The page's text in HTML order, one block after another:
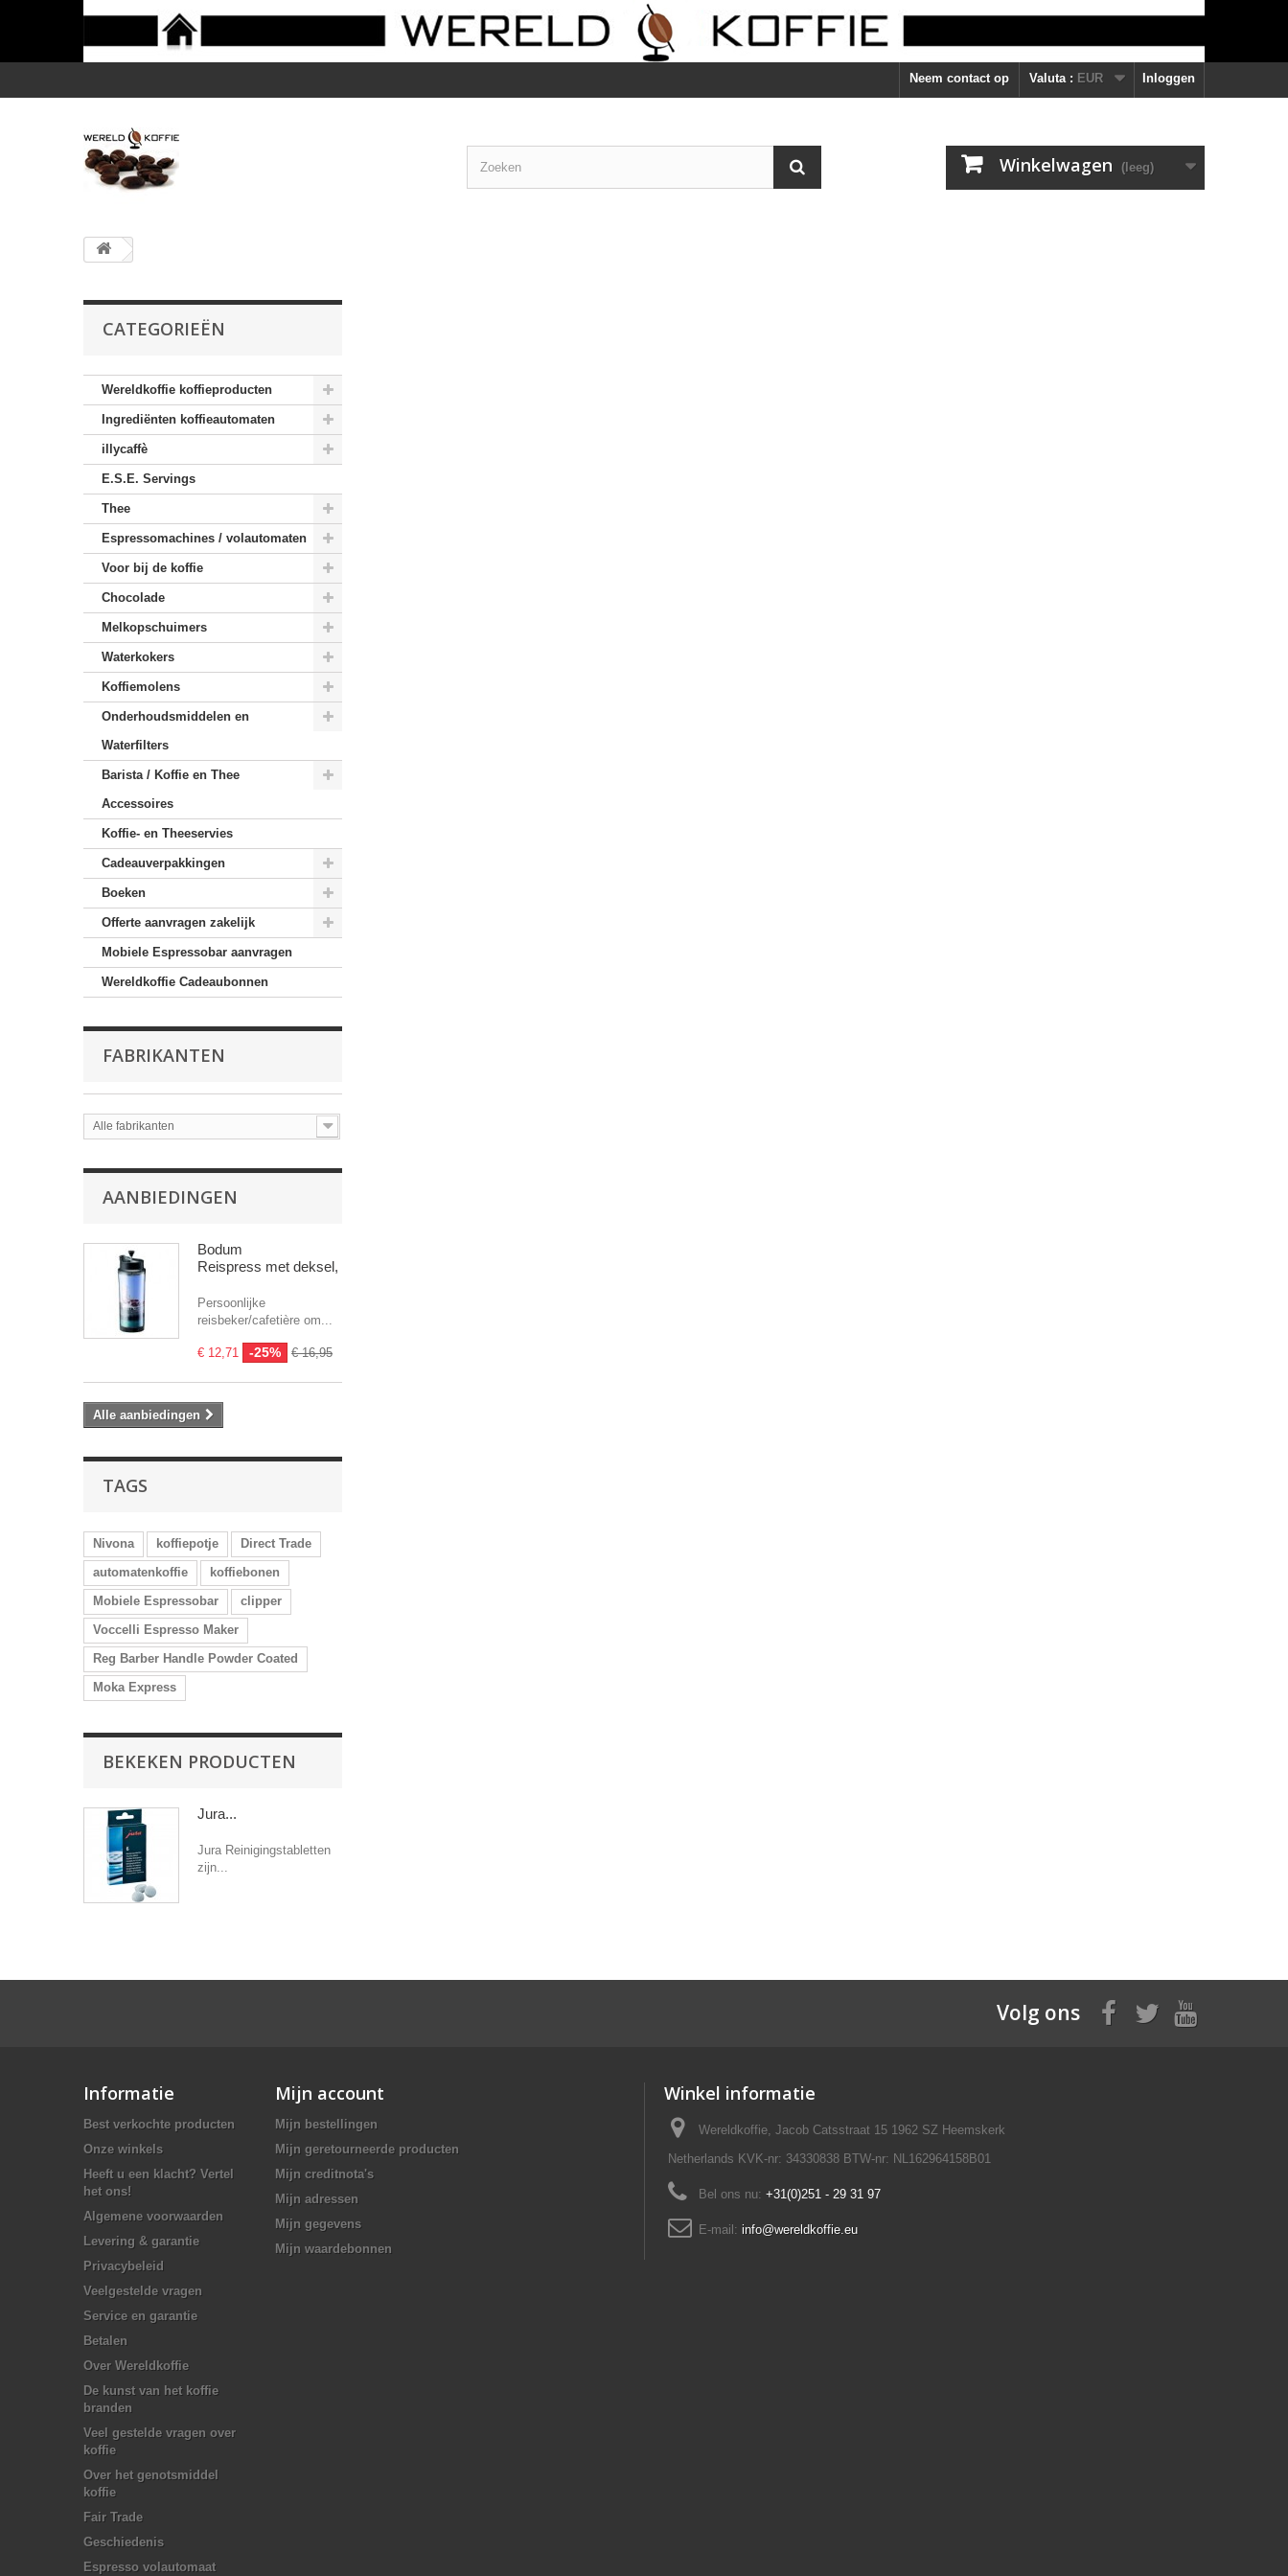
Inloggen
Valuta : EUR
Neem contact op
Winkelwagen (leeg)
CATEGORIEËN
Wereldkoffie koffieproducten
Ingrediënten koffieautomaten
illycaffè
E.S.E. Servings
Thee
Espressomachines / volautomaten
Voor bij de koffie
Chocolade
Melkopschuimers
Waterkokers
Koffiemolens
Onderhoudsmiddelen en
Waterfilters
Barista / Koffie en Thee
Accessoires
Koffie- en Theeservies
Cadeauverpakkingen
Boeken
Offerte aanvragen zakelijk
Mobiele Espressobar aanvragen
Wereldkoffie Cadeaubonnen
FABRIKANTEN
Alle fabrikanten
AANBIEDINGEN
Bodum
Reispress met deksel, 0.45 l
Persoonlijke
reisbeker/cafetière om...
€ 12,71 -25% € 16,95
Alle aanbiedingen
TAGS
Nivona koffiepotje
Direct Trade
automatenkoffie
koffiebonen
Mobiele Espressobar
clipper
Voccelli Espresso Maker
Reg Barber Handle Powder Coated
Moka Express
BEKEKEN PRODUCTEN
Jura...
Jura Reinigingstabletten
zijn...
Volg ons
Informatie
Best verkochte producten
Onze winkels
Heeft u een klacht? Vertel
het ons!
Algemene voorwaarden
Levering & garantie
Privacybeleid
Veelgestelde vragen
Service en garantie
Betalen
Over Wereldkoffie
De kunst van het koffie
branden
Veel gestelde vragen over
koffie
Over het genotsmiddel
koffie
Fair Trade
Geschiedenis
Espresso volautomaat
Mijn account
Mijn bestellingen
Mijn geretourneerde producten
Mijn creditnota's
Mijn adressen
Mijn gegevens
Mijn waardebonnen
Winkel informatie
Wereldkoffie, Jacob Catsstraat 15 1962 SZ Heemskerk
Netherlands KVK-nr: 34330838 BTW-nr: NL162964158B01
Bel ons nu: +31(0)251 - 29 31 97
E-mail: info@wereldkoffie.eu